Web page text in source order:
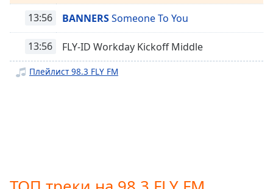
Descriptions
off,
settings
13:56 BANNERSSomeone To You
13:56 FLY-ID Workday Kickoff Middle
Плейлист 98.3 FLY FM